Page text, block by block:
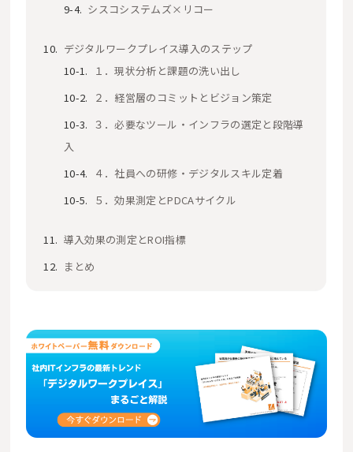
シスコシステムズ×リコー
デジタルワークプレイス導入のステップ
１．現状分析と課題の洗い出し
２．経営層のコミットとビジョン策定
３．必要なツール・インフラの選定と段階導
入
４．社員への研修・デジタルスキル定着
５．効果測定とPDCAサイクル
導入効果の測定とROI指標
まとめ